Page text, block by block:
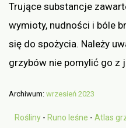
Trujące substancje
wymioty, nudności i bóle
się do spożycia. Należy
grzybów nie pomylić go z
Archiwum: wrzesień 2023
Rośliny - Runo leśne - Atlas